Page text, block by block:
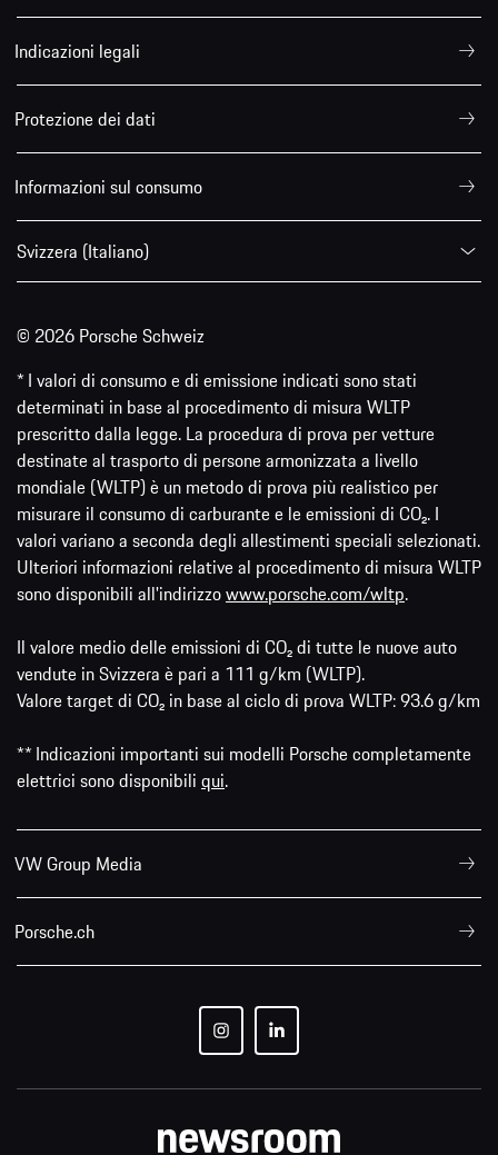
Indicazioni legali
Protezione dei dati
Informazioni sul consumo
Svizzera (Italiano)
© 2026 Porsche Schweiz
* I valori di consumo e di emissione indicati sono stati
determinati in base al procedimento di misura WLTP
prescritto dalla legge. La procedura di prova per vetture
destinate al trasporto di persone armonizzata a livello
mondiale (WLTP) è un metodo di prova più realistico per
misurare il consumo di carburante e le emissioni di CO₂. I
valori variano a seconda degli allestimenti speciali selezionati.
Ulteriori informazioni relative al procedimento di misura WLTP
sono disponibili all'indirizzowww.porsche.com/wltp.
Il valore medio delle emissioni di CO₂ di tutte le nuove auto
vendute in Svizzera è pari a 111 g/km (WLTP).
Valore target di CO₂ in base al ciclo di prova WLTP: 93.6 g/km
** Indicazioni importanti sui modelli Porsche completamente
elettrici sono disponibili qui.
VW Group Media
Porsche.ch